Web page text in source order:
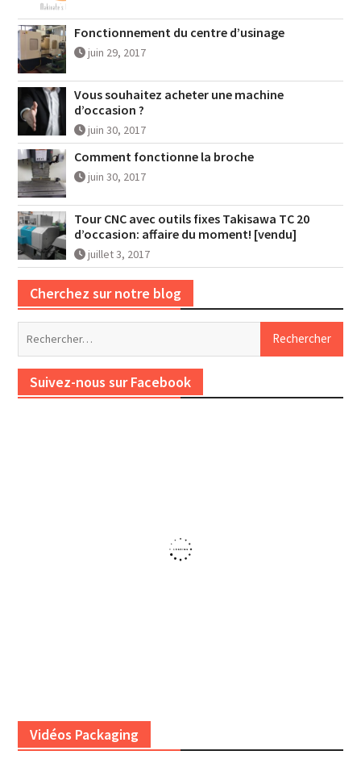
Fonctionnement du centre d’usinage
juin 29, 2017
Vous souhaitez acheter une machine
d’occasion ?
juin 30, 2017
Comment fonctionne la broche
juin 30, 2017
Tour CNC avec outils fixes Takisawa TC 20
d’occasion: affaire du moment! [vendu]
juillet 3, 2017
Cherchez sur notre blog
Suivez-nous sur Facebook
Vidéos Packaging